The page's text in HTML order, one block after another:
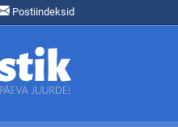
Postiindeksid